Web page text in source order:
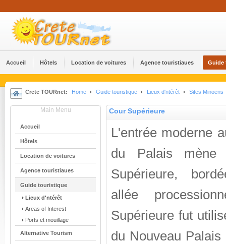
Accueil Hôtels Location de voitures Agence touristiaues Guide
Crete TOURnet: Home Guide touristique Lieux d'ntérêt Sites Minoens
Main Menu
Accueil
Hôtels
Location de voitures
Agence touristiaues
Guide touristique
Lieux d'ntérêt
Areas of Interest
Ports et mouillage
Alternative Tourism
Cour Supérieure
L'entrée moderne
du Palais
Supérieure,
allée
Supérieure fut
du Nouveau